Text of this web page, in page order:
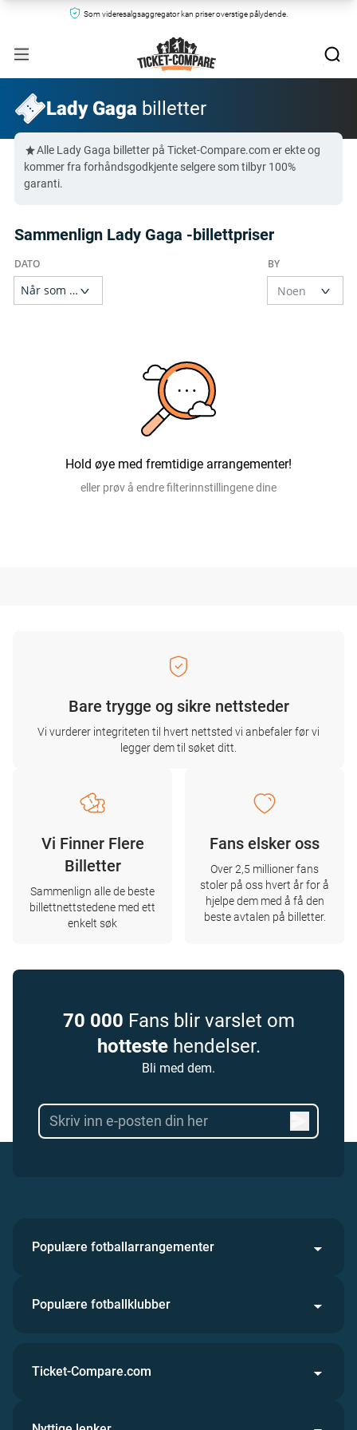
Som videresalgsaggregator kan priser overstige pålydende.
Lady Gaga billetter
Alle Lady Gaga billetter på Ticket-Compare.com er ekte og
kommer fra forhåndsgodkjente selgere som tilbyr 100%
garanti.
Sammenlign Lady Gaga -billettpriser
Hold øye med fremtidige arrangementer!
eller prøv å endre filterinnstillingene dine
Bare trygge og sikre nettsteder
Vi vurderer integriteten til hvert nettsted vi anbefaler før vi
legger dem til søket ditt.
Vi Finner Flere
Billetter
Sammenlign alle de beste
billettnettstedene med ett
enkelt søk
Fans elsker oss
Over 2,5 millioner fans
stoler på oss hvert år for å
hjelpe dem med å få den
beste avtalen på billetter.
70 000 Fans blir varslet om
hottestehendelser.
Bli med dem.
Populære fotballarrangementer
Populære fotballklubber
Ticket-Compare.com